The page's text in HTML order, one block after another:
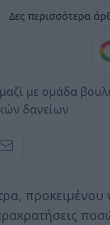
Δες περισσότερα
με ομάδα
δανείων
προκειμένου